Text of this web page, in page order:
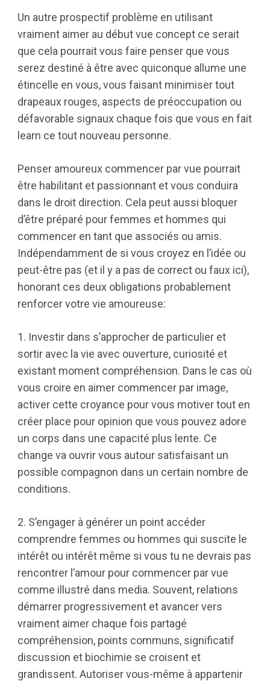
Un autre prospectif problème en utilisant
vraiment aimer au début vue concept ce serait
que cela pourrait vous faire penser que vous
serez destiné à être avec quiconque allume une
étincelle en vous, vous faisant minimiser tout
drapeaux rouges, aspects de préoccupation ou
défavorable signaux chaque fois que vous en fait
learn ce tout nouveau personne.
Penser amoureux commencer par vue pourrait
être habilitant et passionnant et vous conduira
dans le droit direction. Cela peut aussi bloquer
d’être préparé pour femmes et hommes qui
commencer en tant que associés ou amis.
Indépendamment de si vous croyez en l’idée ou
peut-être pas (et il y a pas de correct ou faux ici),
honorant ces deux obligations probablement
renforcer votre vie amoureuse:
1. Investir dans s’approcher de particulier et
sortir avec la vie avec ouverture, curiosité et
existant moment compréhension. Dans le cas où
vous croire en aimer commencer par image,
activer cette croyance pour vous motiver tout en
créer place pour opinion que vous pouvez adore
un corps dans une capacité plus lente. Ce
change va ouvrir vous autour satisfaisant un
possible compagnon dans un certain nombre de
conditions.
2. S’engager à générer un point accéder
comprendre femmes ou hommes qui suscite le
intérêt ou intérêt même si vous tu ne devrais pas
rencontrer l’amour pour commencer par vue
comme illustré dans media. Souvent, relations
démarrer progressivement et avancer vers
vraiment aimer chaque fois partagé
compréhension, points communs, significatif
discussion et biochimie se croisent et
grandissent. Autoriser vous-même à appartenir